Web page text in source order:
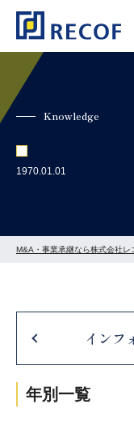
Knowledge
1970.01.01
M&A・事業承継なら株式会社レ
インフ
年別一覧